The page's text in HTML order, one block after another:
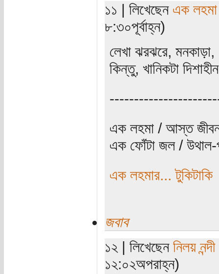
১১ | লিখেছেন এক লহমা
৮:৩০পূর্বাহ্ন)
লেখা ঝরঝরে,
কিন্তু, খানিকটা
এক লহমা / আস্ত
এক ফোঁটা জল /
এক লহমার... টুকিটাকি
জবাব
১২ | লিখেছেন নিলয় নন্দী
১২:০২অপরাহ্ন)